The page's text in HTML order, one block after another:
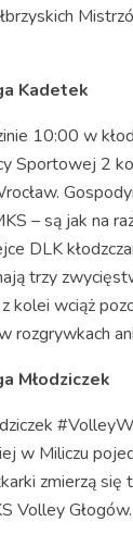
Kadetek
10:00 w
Sportowej 2
– są jak na
DLK
trzy
kolei wciąż
rozgrywkach
Młodziczek
w Miliczu
zmierzą się
Volley Głogów.